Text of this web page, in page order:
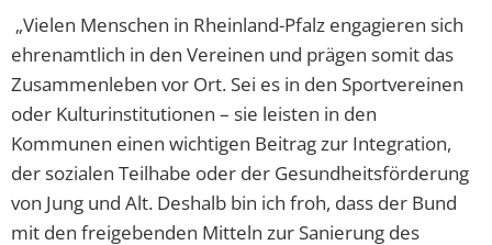
„Vielen Menschen in Rheinland-Pfalz engagieren sich
ehrenamtlich in den Vereinen und prägen somit das
Zusammenleben vor Ort. Sei es in den Sportvereinen
oder Kulturinstitutionen – sie leisten in den
Kommunen einen wichtigen Beitrag zur Integration,
der sozialen Teilhabe oder der Gesundheitsförderung
von Jung und Alt. Deshalb bin ich froh, dass der Bund
mit den freigebenden Mitteln zur Sanierung des